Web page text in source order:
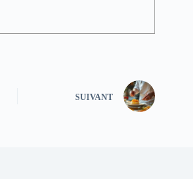
SUIVANT